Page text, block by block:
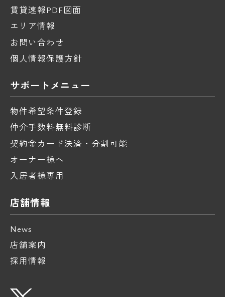
賃貸速報PDF図面
エリア情報
お問い合わせ
個人情報保護方針
サポートメニュー
物件希望条件登録
仲介手数料無料診断
契約金カード決済・分割可能
オーナー様へ
入居者様専用
店舗情報
News
店舗案内
採用情報